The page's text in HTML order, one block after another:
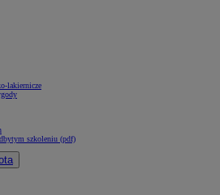
lakiernicze
szkoleniu (pdf)